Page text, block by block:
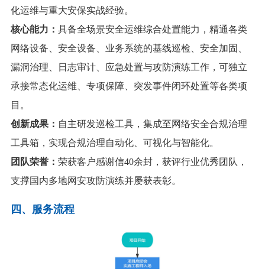
化运维与重大安保实战经验。
核心能力： 具备全场景安全运维综合处置能力，精通各类
网络设备、安全设备、业务系统的基线巡检、安全加固、
漏洞治理、日志审计、应急处置与攻防演练工作，可独立
承接常态化运维、专项保障、突发事件闭环处置等各类项
目 。
创新成果： 自主研发巡检工具，集成至网络安全合规治理
工具箱，实现合规治理自动化、可视化与智能化。
团队荣誉： 荣获客户感谢信40余封，获评行业优秀团队，
支撑国内多地网安攻防演练并屡获表彰。
四、 服务流程